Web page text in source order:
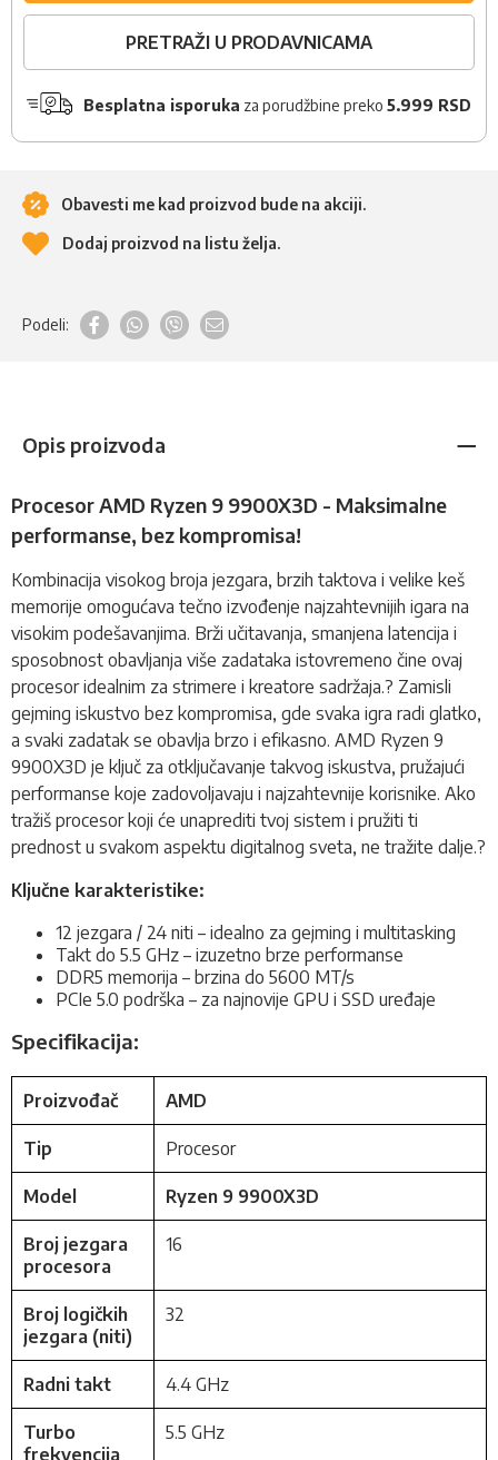
PRETRAŽI U PRODAVNICAMA
Besplatna isporuka za porudžbine preko 5.999 RSD
Obavesti me kad proizvod bude na akciji.
Dodaj proizvod na listu želja.
Podeli:
Opis proizvoda
Procesor AMD Ryzen 9 9900X3D - Maksimalne
performanse, bez kompromisa!
Kombinacija visokog broja jezgara, brzih taktova i velike keš
memorije omogućava tečno izvođenje najzahtevnijih igara na
visokim podešavanjima. Brži učitavanja, smanjena latencija i
sposobnost obavljanja više zadataka istovremeno čine ovaj
procesoridealnim za strimere i kreatore sadržaja.? Zamisli
gejming iskustvo bez kompromisa, gde svaka igra radi glatko,
a svaki zadatak se obavlja brzo i efikasno. AMD Ryzen 9
9900X3D je ključ za otključavanje takvog iskustva, pružajući
performanse koje zadovoljavaju i najzahtevnije korisnike. Ako
tražiš procesor koji će unaprediti tvoj sistem i pružiti ti
prednost u svakom aspektu digitalnog sveta, ne tražite dalje.?
Ključne karakteristike:
12 jezgara / 24 niti – idealno za gejming i multitasking
Takt do 5.5 GHz – izuzetno brze performanse
DDR5 memorija – brzina do 5600 MT/s
PCIe 5.0 podrška – za najnovije GPU i SSD uređaje
Specifikacija:
Proizvođač AMD
Tip Procesor
Model Ryzen 9 9900X3D
Broj jezgara
procesora
16
Broj logičkih
jezgara (niti)
32
Radni takt 4.4 GHz
Turbo
frekvencija
5.5 GHz